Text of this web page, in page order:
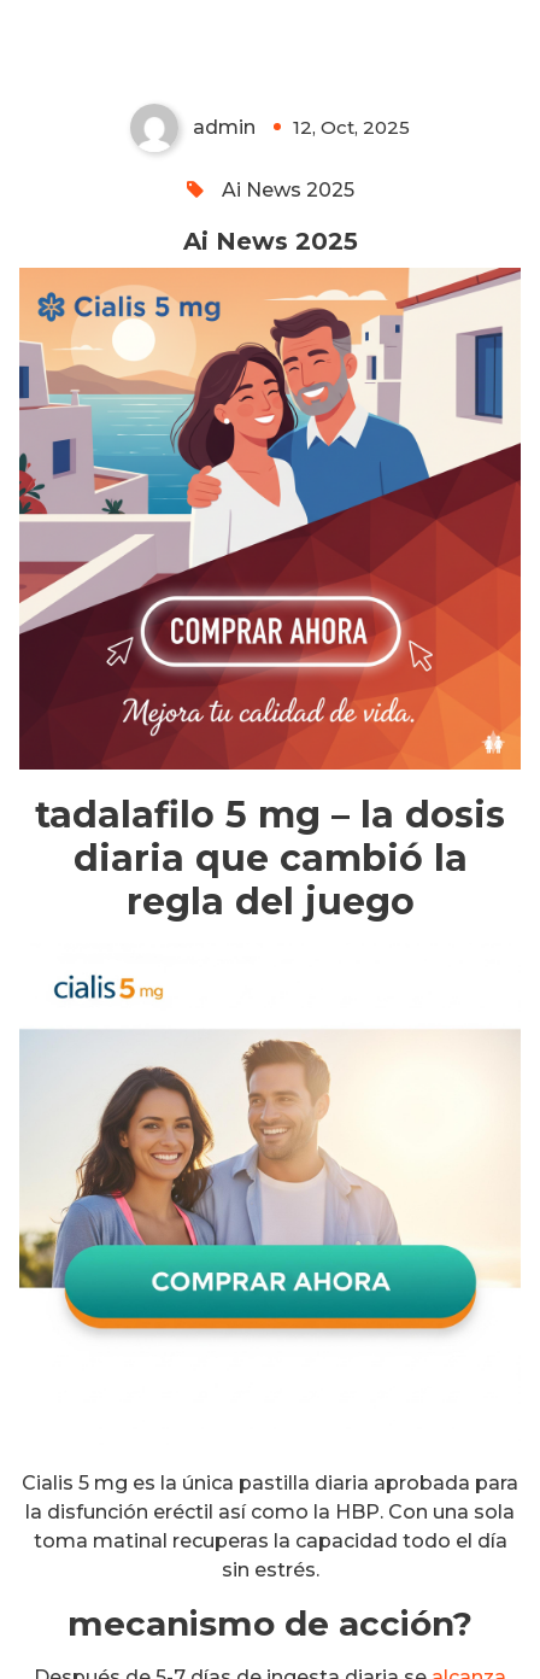
admin 12, Oct, 2025
Ai News 2025
Ai News 2025
tadalafilo 5 mg – la dosis
diaria que cambió la
regla del juego
Cialis 5 mg es la única pastilla diaria aprobada para
la disfunción eréctil así como la HBP. Con una sola
toma matinal recuperas la capacidad todo el día
sin estrés.
mecanismo de acción?